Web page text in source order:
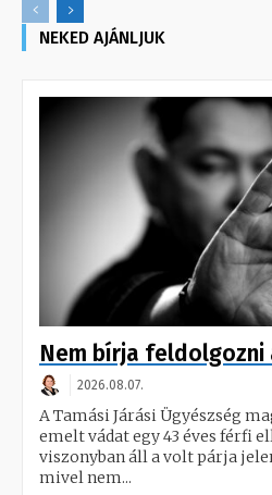
NEKED AJÁNLJUK
Nem bírja
2026.08.07.
A Tamási Járási Ügyészség
emelt vádat egy 43 éves férfi
viszonyban áll a volt párja
mivel nem...